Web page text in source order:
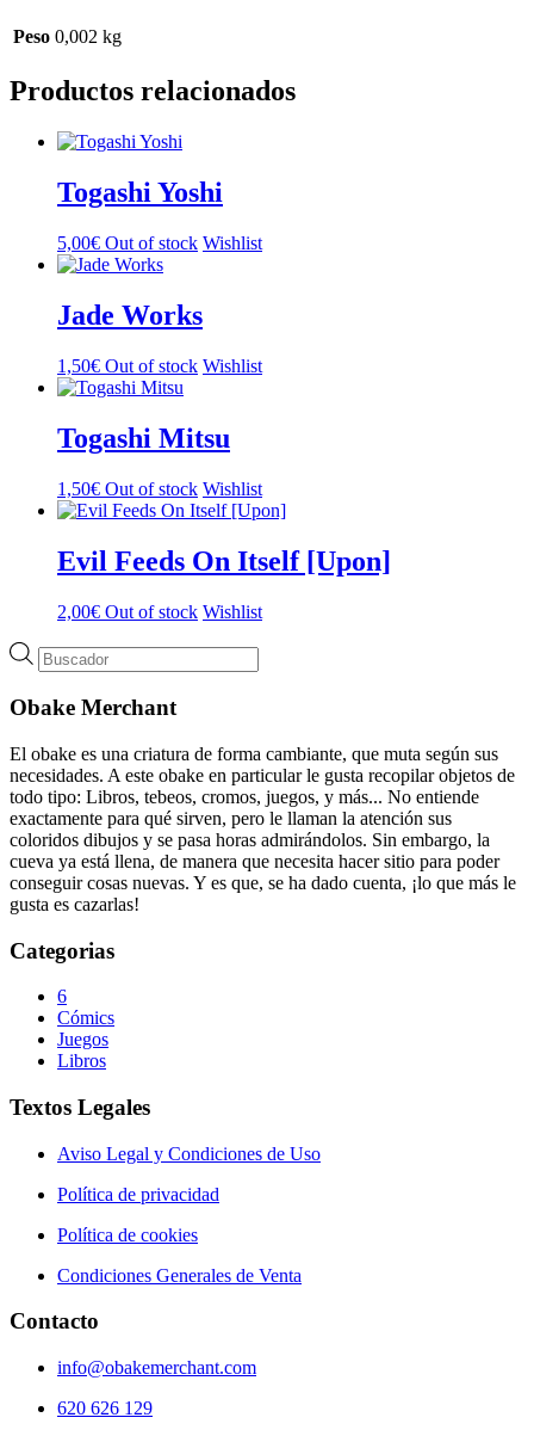
Peso 0,002 kg
Productos relacionados
Togashi Yoshi
5,00€ Out of stock Wishlist
Jade Works
1,50€ Out of stock Wishlist
Togashi Mitsu
1,50€ Out of stock Wishlist
Evil Feeds On Itself [Upon]
2,00€ Out of stock Wishlist
Búsqueda
de
Obake Merchant
El obake es una criatura de forma cambiante, que muta según sus
necesidades. A este obake en particular le gusta recopilar objetos de
todo tipo: Libros, tebeos, cromos, juegos, y más... No entiende
exactamente para qué sirven, pero le llaman la atención sus
coloridos dibujos y se pasa horas admirándolos. Sin embargo, la
cueva ya está llena, de manera que necesita hacer sitio para poder
conseguir cosas nuevas. Y es que, se ha dado cuenta, ¡lo que más le
gusta es cazarlas!
Categorias
6
Cómics
Juegos
Libros
Textos Legales
Aviso Legal y Condiciones de Uso
Política de privacidad
Política de cookies
Condiciones Generales de Venta
Contacto
info@obakemerchant.com
620 626 129